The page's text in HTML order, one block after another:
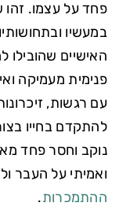
פחד על עצמו. זהו
במעשיו
האישיים
פנימית מעמיקה
עם רגשות,
להתקדם בחייו
נוקב וחסר פחד
ואמיתי על העבר
ההתמכרות.